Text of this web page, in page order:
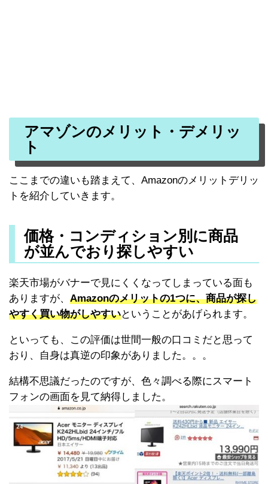
アマゾンのメリット・デメリッ
ト
ここまでの違いも踏まえて、Amazonのメリットデリッ
トを紹介していきます。
価格・コンディション別に商品
が並んでおり探しやすい
楽天市場がバナーで見にくくなってしまっている面も
ありますが、 Amazonのメリットの1つに、商品が探し
やすく買い物がしやすいということがあげられます。
といっても、この評価は世間一般の口コミだと思って
おり、自身は真逆の印象がありました。。。
結構不思議だったのですが、色々調べる際にスマート
フォンの画面を見て納得しました。